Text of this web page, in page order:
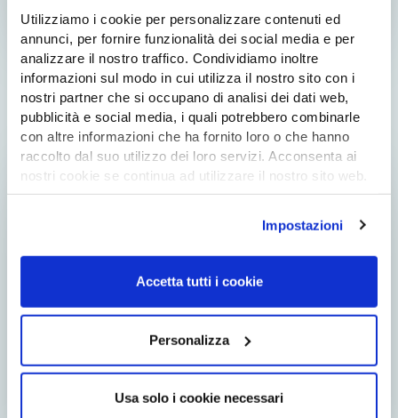
Utilizziamo i cookie per personalizzare contenuti ed
annunci, per fornire funzionalità dei social media e per
analizzare il nostro traffico. Condividiamo inoltre
informazioni sul modo in cui utilizza il nostro sito con i
nostri partner che si occupano di analisi dei dati web,
pubblicità e social media, i quali potrebbero combinarle
con altre informazioni che ha fornito loro o che hanno
raccolto dal suo utilizzo dei loro servizi. Acconsenta ai
nostri cookie se continua ad utilizzare il nostro sito web.
Per saperne di più consulta la nostracookie policy
Impostazioni
Accetta tutti i cookie
Personalizza
Usa solo i cookie necessari
BIGLIETTI OCCASIONI SPECIALI